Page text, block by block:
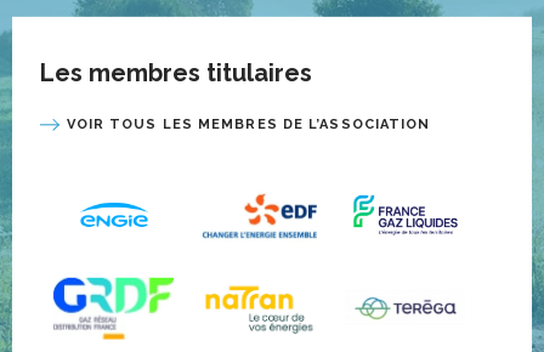
Les membres titulaires
VOIR TOUS LES MEMBRES DE L’ASSOCIATION